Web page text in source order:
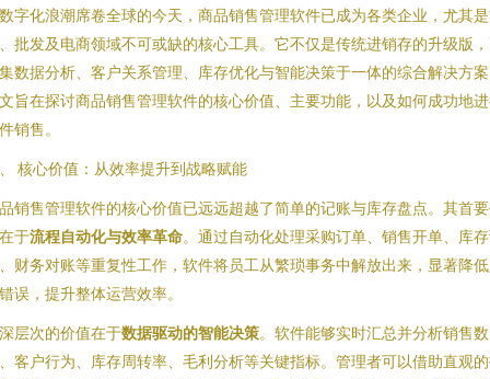
字化浪潮席卷全球的今天，商品销售管理软件已成为各类企业，尤其
批发及电商领域不可或缺的核心工具。它不仅是传统进销存的升级版
数据分析、客户关系管理、库存优化与智能决策于一体的综合解决方
旨在探讨商品销售管理软件的核心价值、主要功能，以及如何成功地
销售。
核心价值：从效率提升到战略赋能
销售管理软件的核心价值已远远超越了简单的记账与库存盘点。其首
于流程自动化与效率革命。通过自动化处理采购订单、销售开单、库
财务对账等重复性工作，软件将员工从繁琐事务中解放出来，显著降
误，提升整体运营效率。
层次的价值在于数据驱动的智能决策。软件能够实时汇总并分析销售数
客户行为、库存周转率、毛利分析等关键指标。管理者可以借助直观